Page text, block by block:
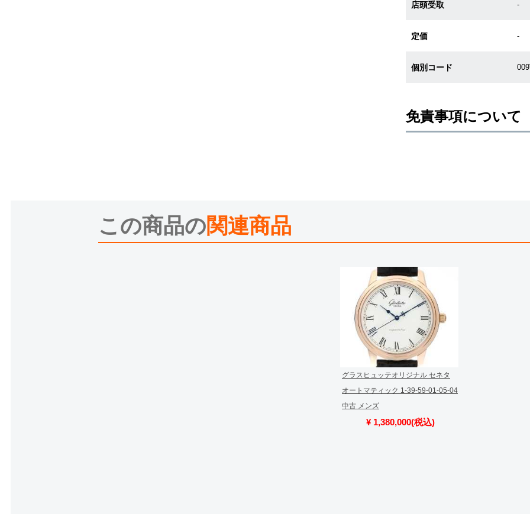
店頭受取 -
定価 -
個別コード
免責事項について
またお電話でお問い合わせ頂きま
切れになる場合がございます。
予めご了承くださいませ。
また、ご来店にてご購入を希望さ
お問い合わせいただけますようお願
※アンティーク品やユーズド品の
合がございます。
※表示の定価は、入荷時の価格とな
現在の定価と異なる場合がござい
この商品の関連商品
グラスヒュッテオリジナル セネタ
オートマティック 1-39-59-01-05-04
中古 メンズ
¥ 1,380,000(税込)